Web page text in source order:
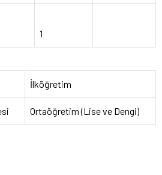
1
İlköğretim
Ortaöğretim (Lise ve Dengi)